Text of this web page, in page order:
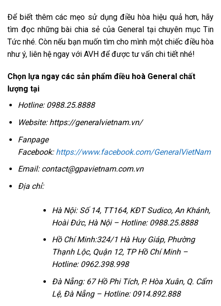
Để biết thêm các mẹo sử dụng điều hòa hiệu quả hơn, hãy
tìm đọc những bài chia sẻ của General tại chuyên mục Tin
Tức nhé. Còn nếu bạn muốn tìm cho mình một chiếc điều hòa
như ý, liên hệ ngay với AVH để được tư vấn chi tiết nhé!
Chọn lựa ngay các sản phẩm điều hoà General chất
lượng tại
Hotline: 0988.25.8888
Website: https://generalvietnam.vn/
Fanpage
Facebook: https://www.facebook.com/GeneralVietNam
Email: contact@gpavietnam.com.vn
Địa chỉ:
Hà Nội: Số 14, TT164, KĐT Sudico, An Khánh,
Hoài Đức, Hà Nội – Hotline: 0988.25.8888
Hồ Chí Minh:324/1 Hà Huy Giáp, Phường
Thạnh Lộc, Quận 12, TP Hồ Chí Minh –
Hotline: 0962.398.998
Đà Nẵng: 67 Hồ Phi Tích, P. Hòa Xuân, Q. Cẩm
Lệ, Đà Nẵng – Hotline: 0914.892.888